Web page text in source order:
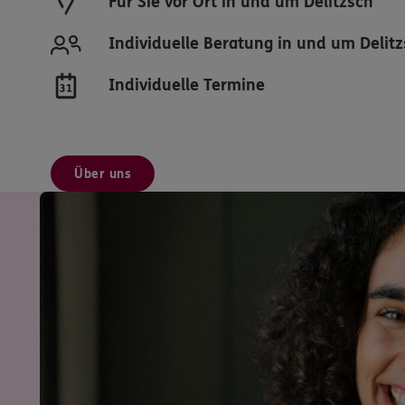
Individuelle Beratung in und um
Individuelle Termine
Über uns